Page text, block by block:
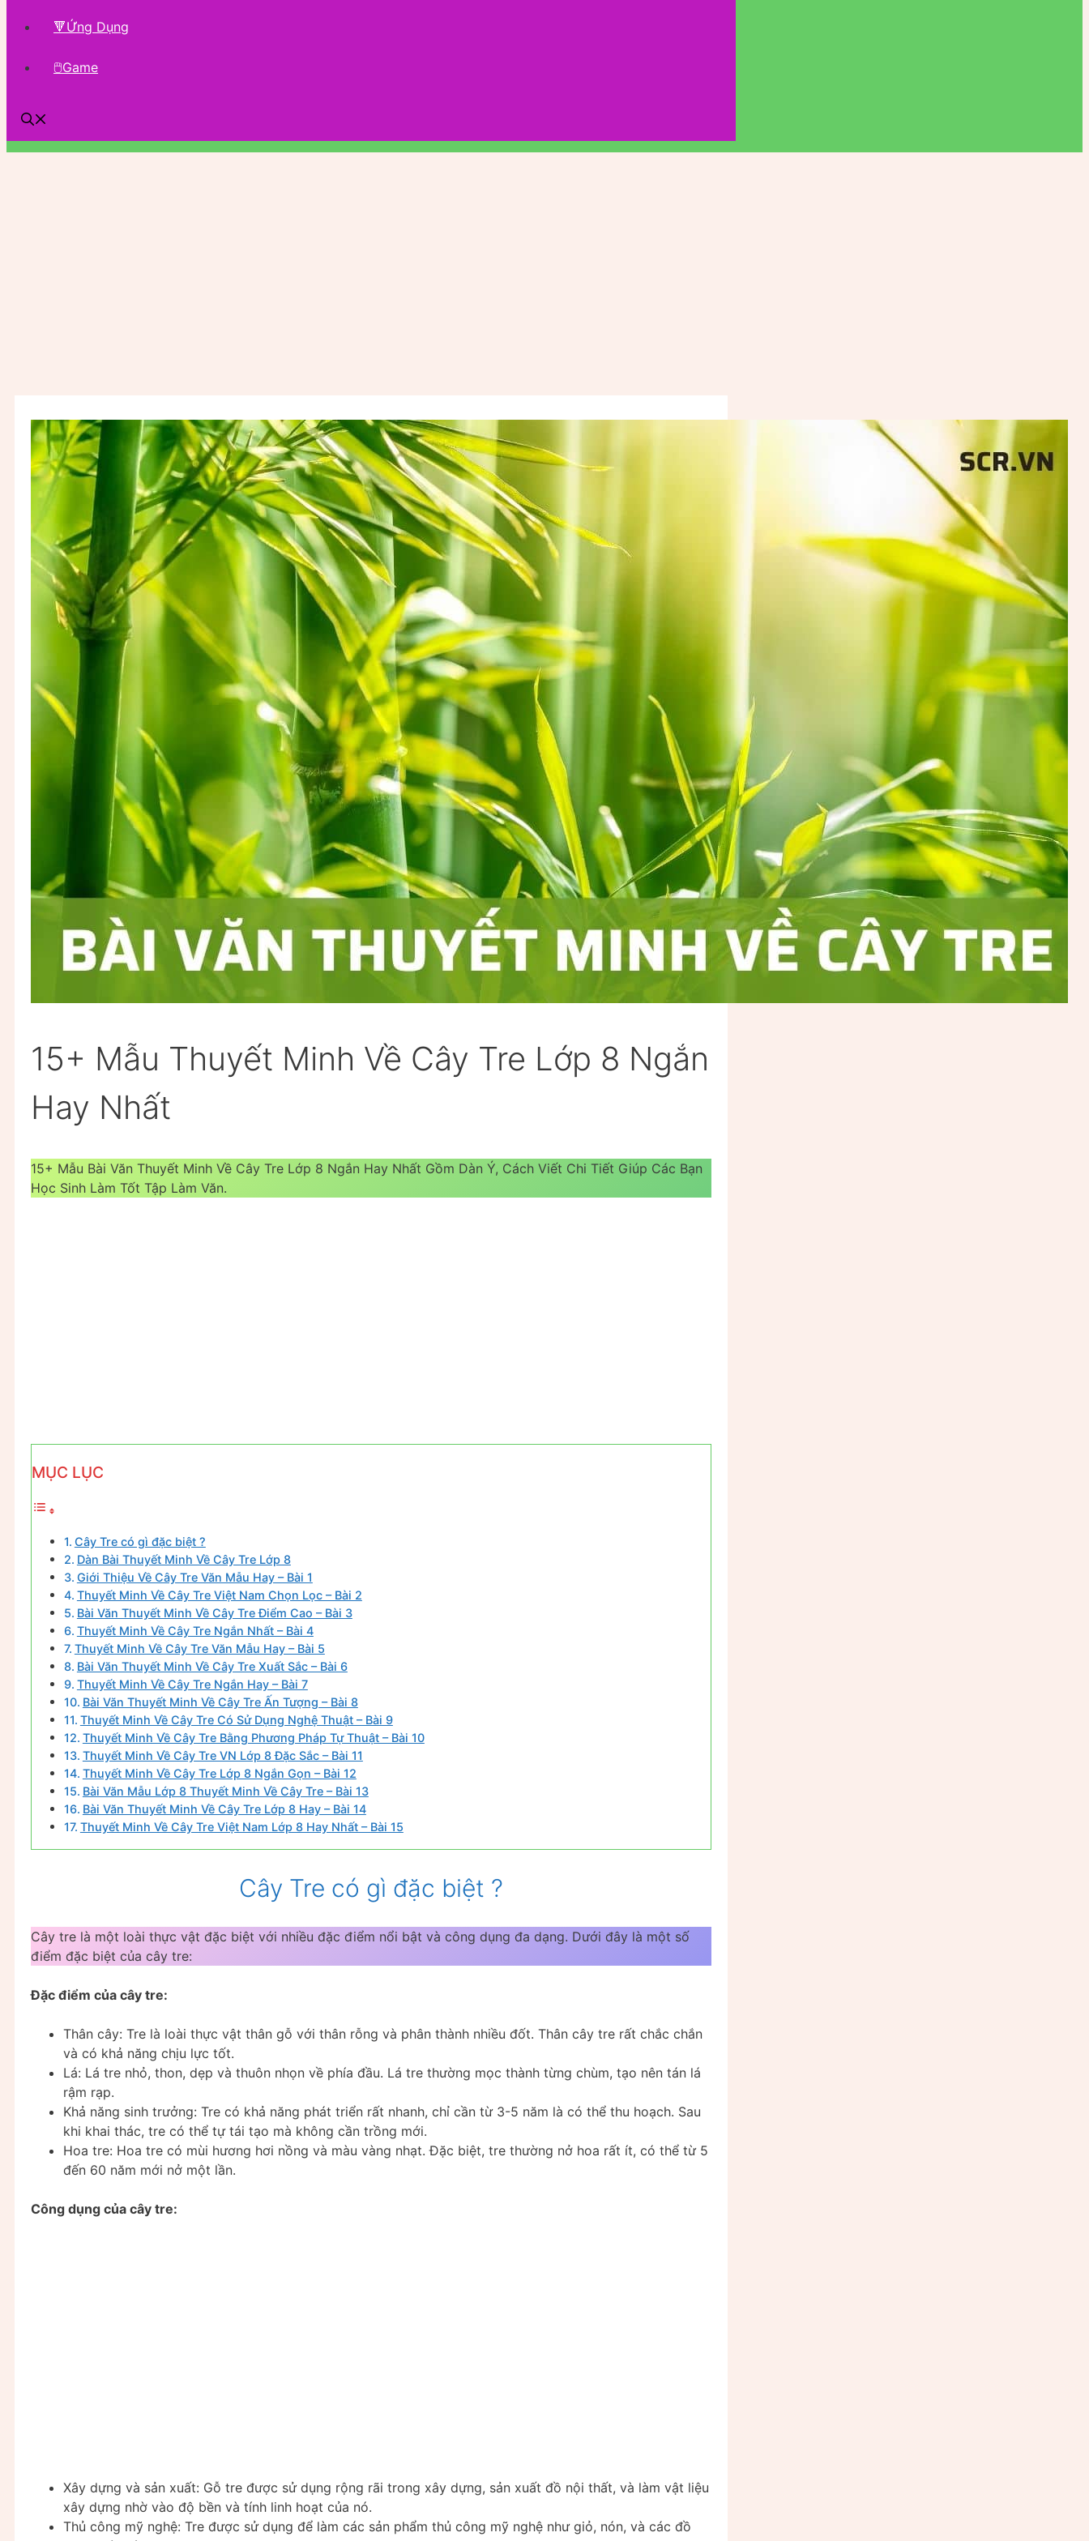
🔻Ứng Dụng
🖱Game
15+ Mẫu Thuyết Minh Về Cây Tre Lớp 8 Ngắn
Hay Nhất
15+ Mẫu Bài Văn Thuyết Minh Về Cây Tre Lớp 8 Ngắn Hay Nhất Gồm Dàn Ý, Cách Viết Chi Tiết Giúp Các Bạn
Học Sinh Làm Tốt Tập Làm Văn.
MỤC LỤC
Cây Tre có gì đặc biệt ?
Dàn Bài Thuyết Minh Về Cây Tre Lớp 8
Giới Thiệu Về Cây Tre Văn Mẫu Hay – Bài 1
Thuyết Minh Về Cây Tre Việt Nam Chọn Lọc – Bài 2
Bài Văn Thuyết Minh Về Cây Tre Điểm Cao – Bài 3
Thuyết Minh Về Cây Tre Ngắn Nhất – Bài 4
Thuyết Minh Về Cây Tre Văn Mẫu Hay – Bài 5
Bài Văn Thuyết Minh Về Cây Tre Xuất Sắc – Bài 6
Thuyết Minh Về Cây Tre Ngắn Hay – Bài 7
Bài Văn Thuyết Minh Về Cây Tre Ấn Tượng – Bài 8
Thuyết Minh Về Cây Tre Có Sử Dụng Nghệ Thuật – Bài 9
Thuyết Minh Về Cây Tre Bằng Phương Pháp Tự Thuật – Bài 10
Thuyết Minh Về Cây Tre VN Lớp 8 Đặc Sắc – Bài 11
Thuyết Minh Về Cây Tre Lớp 8 Ngắn Gọn – Bài 12
Bài Văn Mẫu Lớp 8 Thuyết Minh Về Cây Tre – Bài 13
Bài Văn Thuyết Minh Về Cây Tre Lớp 8 Hay – Bài 14
Thuyết Minh Về Cây Tre Việt Nam Lớp 8 Hay Nhất – Bài 15
Cây Tre có gì đặc biệt ?
Cây tre là một loài thực vật đặc biệt với nhiều đặc điểm nổi bật và công dụng đa dạng. Dưới đây là một số
điểm đặc biệt của cây tre:
Đặc điểm của cây tre:
Thân cây: Tre là loài thực vật thân gỗ với thân rỗng và phân thành nhiều đốt. Thân cây tre rất chắc chắn
và có khả năng chịu lực tốt.
Lá: Lá tre nhỏ, thon, dẹp và thuôn nhọn về phía đầu. Lá tre thường mọc thành từng chùm, tạo nên tán lá
rậm rạp.
Khả năng sinh trưởng: Tre có khả năng phát triển rất nhanh, chỉ cần từ 3-5 năm là có thể thu hoạch. Sau
khi khai thác, tre có thể tự tái tạo mà không cần trồng mới.
Hoa tre: Hoa tre có mùi hương hơi nồng và màu vàng nhạt. Đặc biệt, tre thường nở hoa rất ít, có thể từ 5
đến 60 năm mới nở một lần.
Công dụng của cây tre:
Xây dựng và sản xuất: Gỗ tre được sử dụng rộng rãi trong xây dựng, sản xuất đồ nội thất, và làm vật liệu
xây dựng nhờ vào độ bền và tính linh hoạt của nó.
Thủ công mỹ nghệ: Tre được sử dụng để làm các sản phẩm thủ công mỹ nghệ như giỏ, nón, và các đồ